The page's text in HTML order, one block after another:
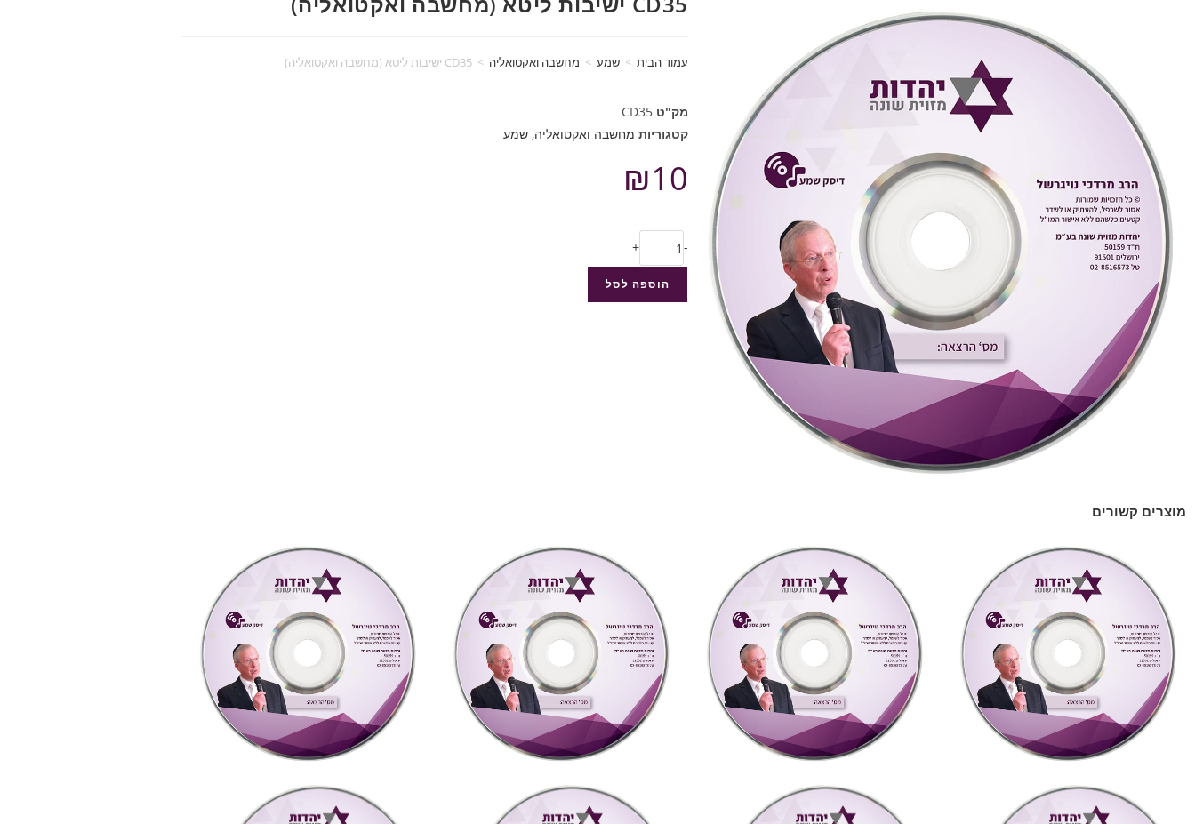
עמוד הבית > שמע > מחשבה ואקטואליה > CD35 ישיבות ליטא (מחשבה ואקטואליה)
מק"ט CD35
קטגוריות מחשבה ואקטואליה, שמע
₪10
-
+
הוספה לסל
מוצרים קשורים